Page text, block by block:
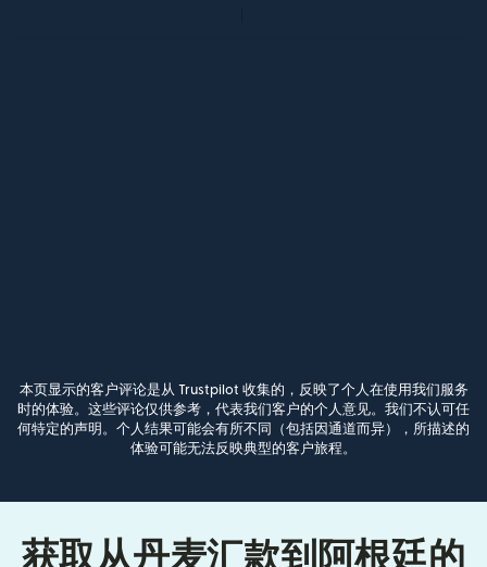
本页显示的客户评论是从 Trustpilot 收集的，反映了个人在使用我们服务
时的体验。这些评论仅供参考，代表我们客户的个人意见。我们不认可任
何特定的声明。个人结果可能会有所不同（包括因通道而异），所描述的
体验可能无法反映典型的客户旅程。
获取从丹麦汇款到阿根廷的